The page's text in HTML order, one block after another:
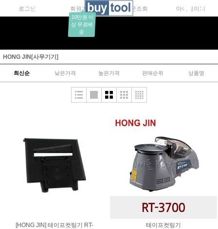
로그인 회원가입
10만원 이
상 무료배
송
주문조회 마이페이지
HONG JIN[사무기기]
최신순 낮은가격 높은가격 판매순위 상품명
[HONG JIN] 테이프컷팅기 RT-
테이프컷팅기